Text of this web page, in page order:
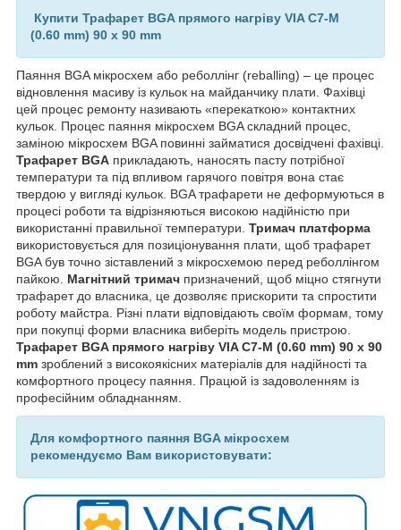
Купити Трафарет BGA прямого нагріву VIA C7-M
(0.60 mm) 90 x 90 mm
Паяння BGA мікросхем або реболлінг (reballing) – це процес
відновлення масиву із кульок на майданчику плати. Фахівці
цей процес ремонту називають «перекаткою» контактних
кульок. Процес паяння мікросхем BGA складний процес,
заміною мікросхем BGA повинні займатися досвідчені фахівці.
Трафарет BGA прикладають, наносять пасту потрібної
температури та під впливом гарячого повітря вона стає
твердою у вигляді кульок. BGA трафарети не деформуються в
процесі роботи та відрізняються високою надійністю при
використанні правильної температури. Тримач платформа
використовується для позиціонування плати, щоб трафарет
BGA був точно зіставлений з мікросхемою перед реболлінгом
пайкою. Магнітний тримач призначений, щоб міцно стягнути
трафарет до власника, це дозволяє прискорити та спростити
роботу майстра. Різні плати відповідають своїм формам, тому
при покупці форми власника виберіть модель пристрою.
Трафарет BGA прямого нагріву VIA C7-M (0.60 mm) 90 x 90
mm зроблений з високоякісних матеріалів для надійності та
комфортного процесу паяння. Працюй із задоволенням із
професійним обладнанням.
Для комфортного паяння BGA мікросхем
рекомендуємо Вам використовувати: